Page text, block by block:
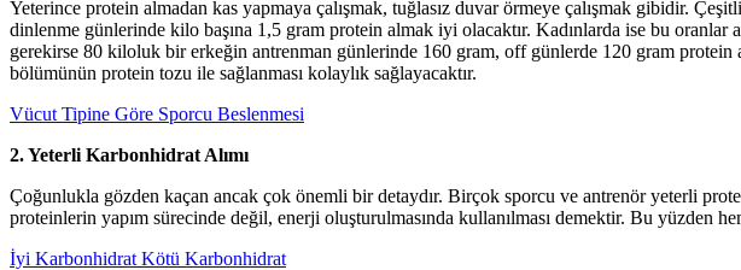
Yeterince protein almadan kas yapmaya çalışmak, tuğlasız duvar örmeye çalışmak gibidir.
dinlenme günlerinde kilo başına 1,5 gram protein almak iyi olacaktır. Kadınlarda ise bu
gerekirse 80 kiloluk bir erkeğin antrenman günlerinde 160 gram, off günlerde 120 gram
bölümünün protein tozu ile sağlanması kolaylık sağlayacaktır.
Vücut Tipine Göre Sporcu Beslenmesi
2.Yeterli Karbonhidrat Alımı
Çoğunlukla gözden kaçan ancak çok önemli bir detaydır. Birçok sporcu ve antrenör yeterli
proteinlerin yapım sürecinde değil, enerji oluşturulmasında kullanılması demektir. Bu yüzden
İyi Karbonhidrat Kötü Karbonhidrat